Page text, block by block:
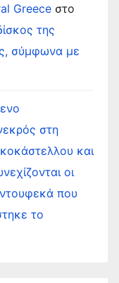
Greece στο
της
σύμφωνα με
στη
και
οι
που
το